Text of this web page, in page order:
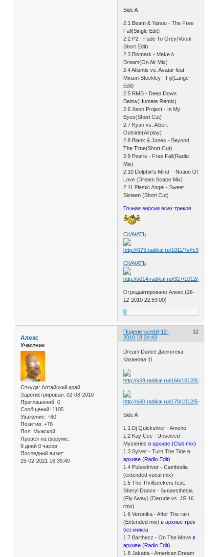
Side A
2.1 Beam & Yanou - The Free
Fall(Single Edit)
2.2 P2 - Fade To Grey(Vocal
Short Edit)
2.3 Bismark - Make A
Dream(On Air Mix)
2.4 Atlantis vs. Avatar feat.
Miriam Stockley - Fiji(Lange
Edit)
2.5 RMB - Deep Down
Below(Humate Remix)
2.6 Xeon Project - In My
Eyes(Short Cut)
2.7 Kyan vs. Albert -
Outside(Airplay)
2.8 Blank & Jones - Beyond
The Time(Short Cut)
2.9 Pearis - Free Fall(Radio
Mix)
2.10 Dolphin's Mind - Nation Of
Love (Dream Scape Mix)
2.11 Plastic Angel - Sweet
Sixteen (Short Cut)
Точная версия всех треков
СКАЧАТЬ
СКАЧАТЬ
Отредактировано Алекс (26-
12-2010 22:59:00)
0
Поделиться 12
18-12-
2010 18:24:43
Алекс
Участник
Откуда: Алтайский край
Зарегистрирован: 02-08-2010
Приглашений: 0
Сообщений: 1105
Уважение: +80
Позитив: +76
Пол: Мужской
Провел на форуме:
9 дней 0 часов
Последний визит:
25-02-2021 16:39:49
Dream Dance Дискотека
Казанова 11
Side A
1.1 Dj Quicksilver - Ameno
1.2 Kay Cee - Unsolved
Mysteriesв архиве (Club mix)
1.3 Sylver - Turn The Tideв
архиве (Radio Edit)
1.4 Pulsedriver - Cambodia
(extended vocal mix)
1.5 The Thrillseekers feat.
Sheryl Dance - Synaesthesia
(Fly Away) (Darude vs. JS 16
rmx)
1.6 Veronika - After The rain
(Extended mix)в архиве трек
без микса
1.7 Barthezz - On The Moveв
архиве (Radio Edit)
1.8 Jakatta - American Dream